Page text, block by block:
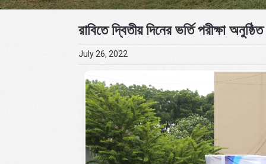
রাবিতে দ্বিতীয় দিনের ভর্তি পরীক্ষা অনুষ্ঠিত
July 26, 2022